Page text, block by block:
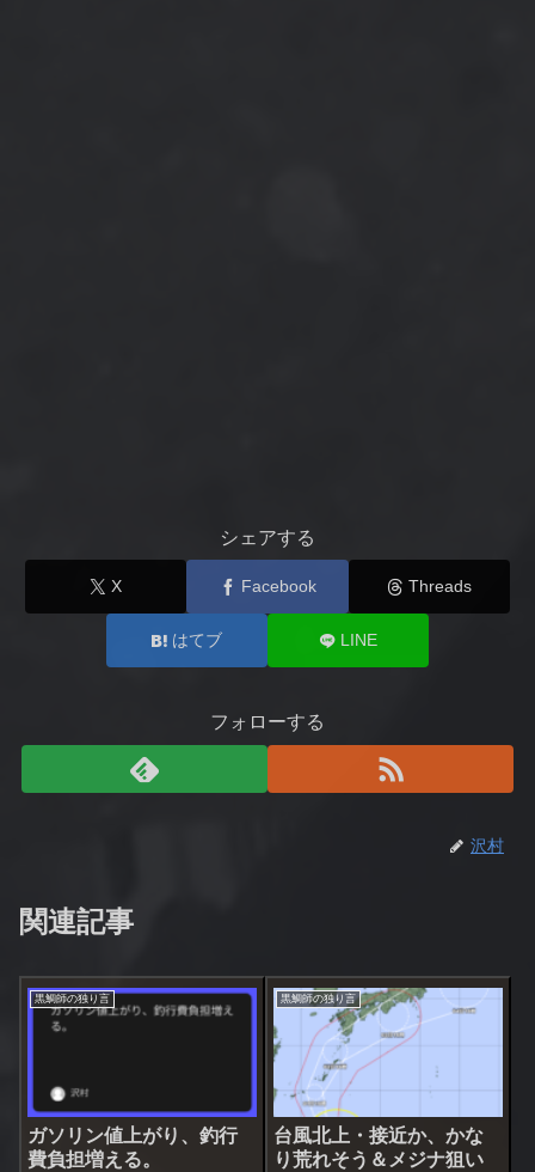
シェアする
X Facebook Threads
はてブ LINE
フォローする
沢村
関連記事
黒鯛師の独り言
ガソリン値上がり、釣行
費負担増える。
黒鯛師の独り言
台風北上・接近か、かな
り荒れそう＆メジナ狙い